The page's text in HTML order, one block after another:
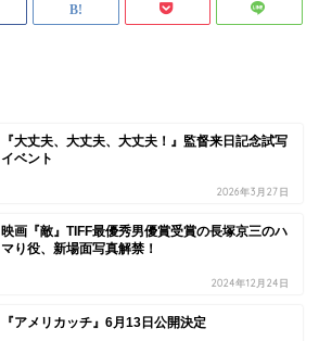
『大丈夫、大丈夫、大丈夫！』監督来日記念試写
イベント
2026年3月27日
映画『敵』TIFF最優秀男優賞受賞の長塚京三のハ
マり役、新場面写真解禁！
2024年12月24日
『アメリカッチ』6月13日公開決定